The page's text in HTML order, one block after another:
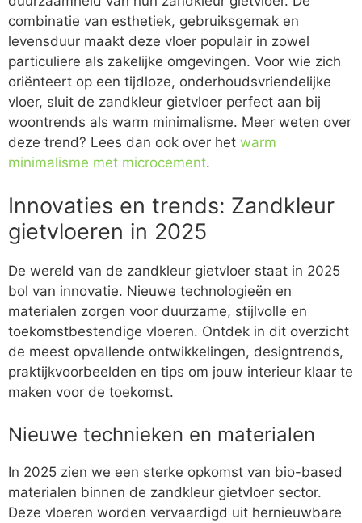
combinatie van esthetiek, gebruiksgemak en
levensduur maakt deze vloer populair in zowel
particuliere als zakelijke omgevingen. Voor wie zich
oriënteert op een tijdloze, onderhoudsvriendelijke
vloer, sluit de zandkleur gietvloer perfect aan bij
woontrends als warm minimalisme. Meer weten over
deze trend? Lees dan ook over het warm
minimalisme met microcement.
Innovaties en trends: Zandkleur
gietvloeren in 2025
De wereld van de zandkleur gietvloer staat in 2025
bol van innovatie. Nieuwe technologieën en
materialen zorgen voor duurzame, stijlvolle en
toekomstbestendige vloeren. Ontdek in dit overzicht
de meest opvallende ontwikkelingen, designtrends,
praktijkvoorbeelden en tips om jouw interieur klaar te
maken voor de toekomst.
Nieuwe technieken en materialen
In 2025 zien we een sterke opkomst van bio-based
materialen binnen de zandkleur gietvloer sector.
Deze vloeren worden vervaardigd uit hernieuwbare